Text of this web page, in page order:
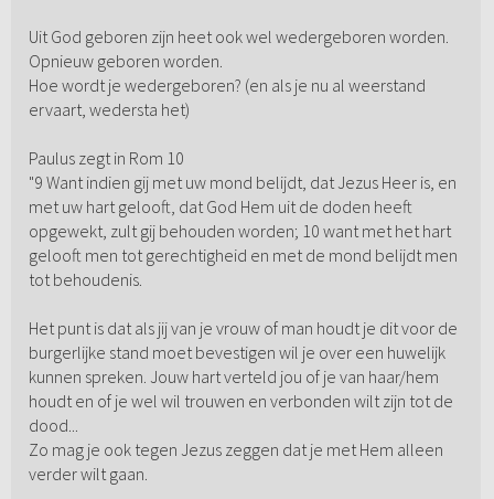
Uit God geboren zijn heet ook wel wedergeboren worden.
Opnieuw geboren worden.
Hoe wordt je wedergeboren? (en als je nu al weerstand
ervaart, wedersta het)
Paulus zegt in Rom 10
"9 Want indien gij met uw mond belijdt, dat Jezus Heer is, en
met uw hart gelooft, dat God Hem uit de doden heeft
opgewekt, zult gij behouden worden; 10 want met het hart
gelooft men tot gerechtigheid en met de mond belijdt men
tot behoudenis.
Het punt is dat als jij van je vrouw of man houdt je dit voor de
burgerlijke stand moet bevestigen wil je over een huwelijk
kunnen spreken. Jouw hart verteld jou of je van haar/hem
houdt en of je wel wil trouwen en verbonden wilt zijn tot de
dood...
Zo mag je ook tegen Jezus zeggen dat je met Hem alleen
verder wilt gaan.